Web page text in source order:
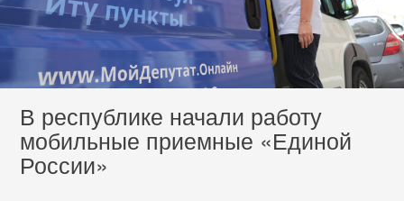
В республике начали работу
мобильные приемные «Единой
России»